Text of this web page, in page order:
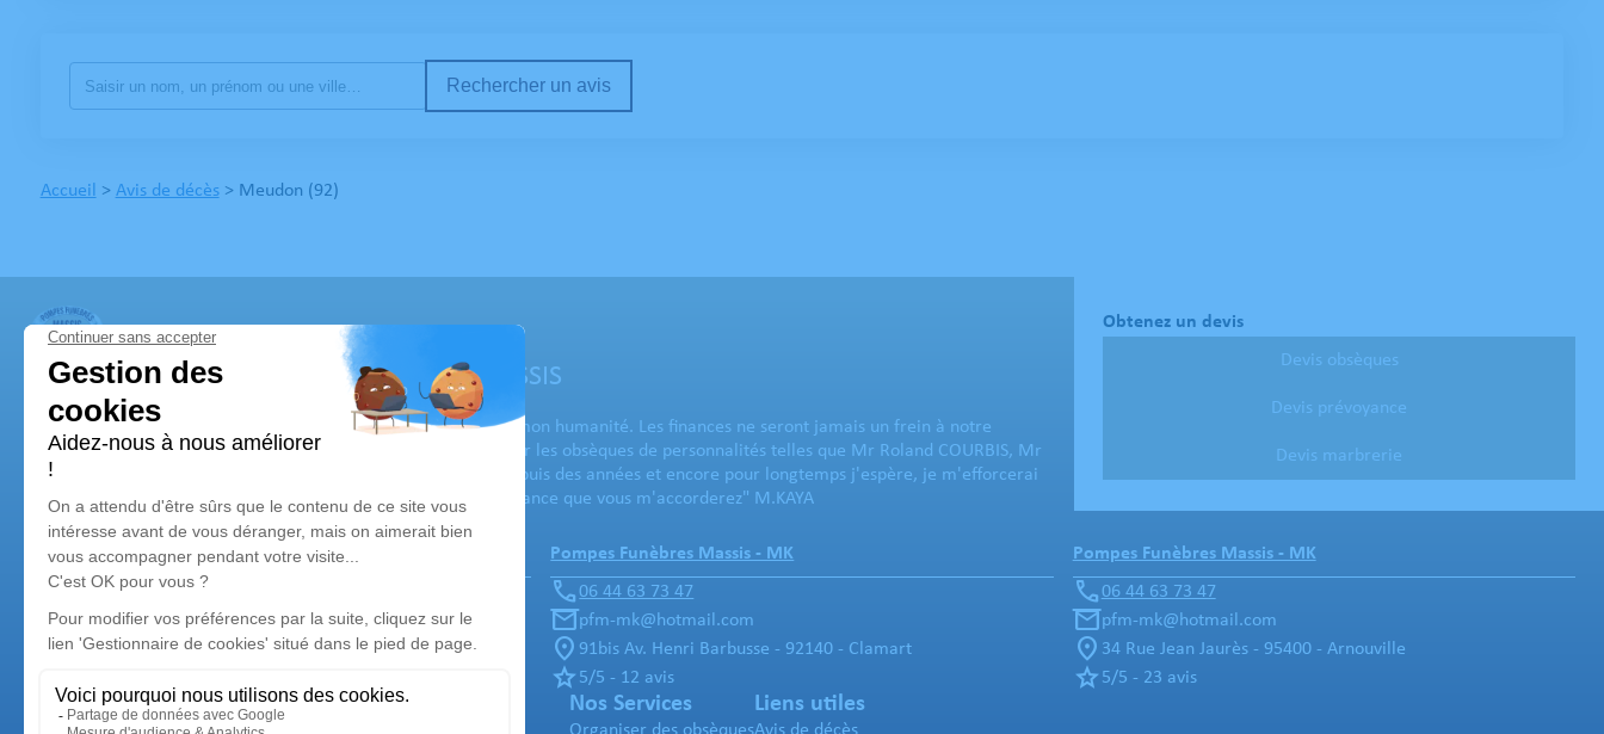
Rechercher un avis
Accueil > Avis de décès> Meudon (92)
Services Funéraires et Marbrerie MK - MASSIS
Paroles du Gérant :
"A mes familles, je veux leur exprimer toute mon empathie et mon humanité. Les finances ne seront jamais un frein à notre
entente car la transparence primordiale. Je me suis vu organiser les obsèques de personnalités telles que Mr Roland COURBIS, Mr
Charly KOUBESSERIAN ou encore Mr Jean-Michel LEULLIOT. Depuis des années et encore pour longtemps j'espère, je m'efforcerai
toujours d'avoir le souci du détail et de la qualité face à la confiance que vous m'accorderez" M.KAYA
Obtenez un devis
Devis obsèques
Devis prévoyance
Devis marbrerie
Nos agences
Pompes Funèbres Massis - MK
06 44 63 73 47
pfm-mk@hotmail.com
111 Rue Etienne Dolet - 94140 - Alfortville
Pompes Funèbres Massis - MK
06 44 63 73 47
pfm-mk@hotmail.com
91bis Av. Henri Barbusse - 92140 - Clamart
5/5 - 12 avis
Pompes Funèbres Massis - MK
06 44 63 73 47
pfm-mk@hotmail.com
34 Rue Jean Jaurès - 95400 - Arnouville
5/5 - 23 avis
Nos Services Liens utiles